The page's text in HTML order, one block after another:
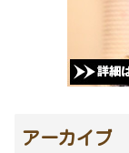
アーカイブ